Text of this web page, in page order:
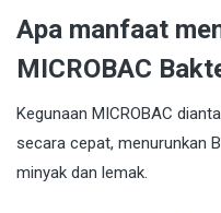
Apa manfaat
MICROBAC
Kegunaan MICROBAC
secara cepat, menurunkan
minyak dan lemak.